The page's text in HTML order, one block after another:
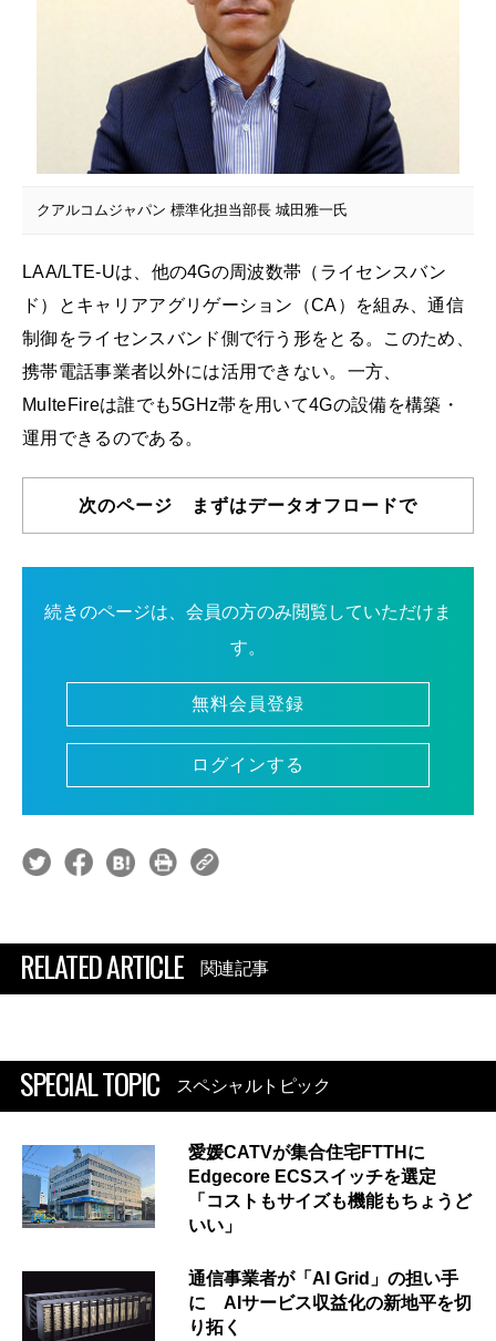
クアルコムジャパン 標準化担当部長 城田雅一氏
LAA/LTE-Uは、他の4Gの周波数帯（ライセンスバン
ド）とキャリアアグリゲーション（CA）を組み、通信
制御をライセンスバンド側で行う形をとる。このため、
携帯電話事業者以外には活用できない。一方、
MulteFireは誰でも5GHz帯を用いて4Gの設備を構築・
運用できるのである。
次のページ まずはデータオフロードで
続きのページは、会員の方のみ閲覧していただけま
す。
無料会員登録
ログインする
RELATED ARTICLE 関連記事
SPECIAL TOPIC スペシャルトピック
愛媛CATVが集合住宅FTTHに
Edgecore ECSスイッチを選定
「コストもサイズも機能もちょうど
いい」
通信事業者が「AI Grid」の担い手
に AIサービス収益化の新地平を切
り拓く